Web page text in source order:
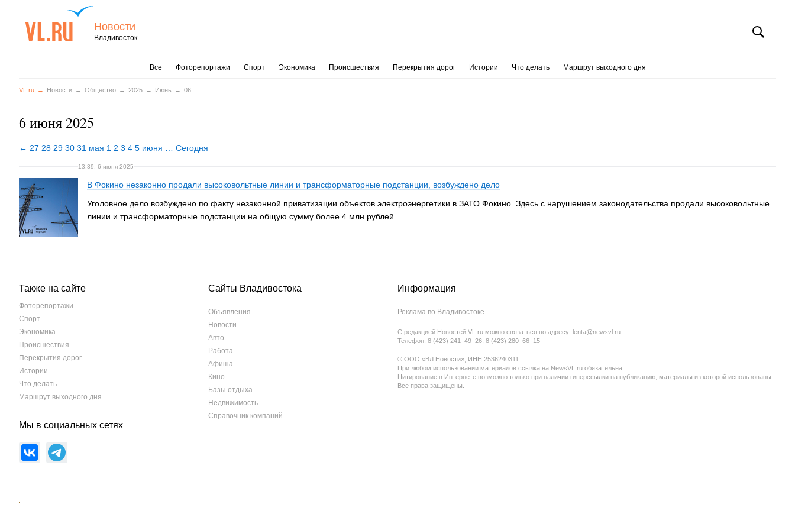
Новости
Владивосток
Все Фоторепортажи Спорт Экономика Происшествия Перекрытия дорог Истории Что делать Маршрут выходного дня
VL.ru Новости Общество 2025 Июнь 06
6 июня 2025
← 27 28 29 30 31 мая 1 2 3 4 5 июня Сегодня
13:39, 6 июня 2025
В Фокино незаконно продали высоковольтные линии и трансформаторные подстанции, возбуждено дело
Уголовное дело возбуждено по факту незаконной приватизации объектов электроэнергетики в ЗАТО Фокино. Здесь с нарушением законодательства продали высоковольтные
линии и трансформаторные подстанции на общую сумму более 4 млн рублей.
Также на сайте
Фоторепортажи
Спорт
Экономика
Происшествия
Перекрытия дорог
Истории
Что делать
Маршрут выходного дня
Мы в социальных сетях
Сайты Владивостока
Объявления
Новости
Авто
Работа
Афиша
Кино
Базы отдыха
Недвижимость
Справочник компаний
Информация
Реклама во Владивостоке
С редакцией Новостей VL.ru можно связаться по адресу: lenta@newsvl.ru
Телефон: 8 (423) 241−49−26, 8 (423) 280−66−15
© ООО «ВЛ Новости», ИНН 2536240311
При любом использовании материалов ссылка на NewsVL.ru обязательна.
Цитирование в Интернете возможно только при наличии гиперссылки на публикацию, материалы из которой использованы.
Все права защищены.